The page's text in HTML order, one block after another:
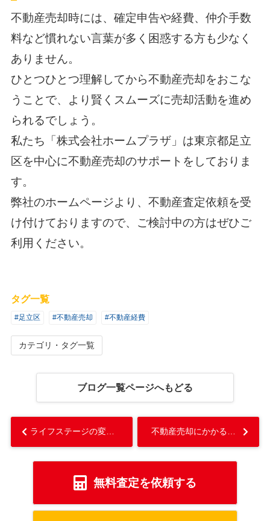
不動産売却時には、確定申告や経費、仲介手数
料など慣れない言葉が多く困惑する方も少なく
ありません。
ひとつひとつ理解してから不動産売却をおこな
うことで、より賢くスムーズに売却活動を進め
られるでしょう。
私たち「株式会社ホームプラザ」は東京都足立
区を中心に不動産売却のサポートをしておりま
す。
弊社のホームページより、不動産査定依頼を受
け付けておりますので、ご検討中の方はぜひご
利用ください。
タグ一覧
#足立区 #不動産売却 #不動産経費
カテゴリ・タグ一覧
ブログ一覧ページへもどる
ライフステージの変化による不動産売却のタイミングを3つ解説！... 不動産売却にかかる広告費用！広告の種類や効果・費用の負担はどうなる？...
無料査定を依頼する